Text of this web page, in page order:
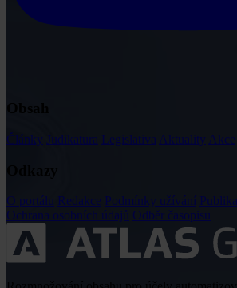
Články Judikatura Legislativa Aktuality Akce
O portálu Redakce Podmínky užívání
Ochrana osobních údajů Odběr časopisu